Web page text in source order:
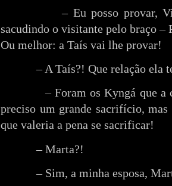
– Eu posso provar,
sacudindo o visitante pelo braço –
Ou melhor: a Taís vai lhe provar!
– A Taís?! Que relação ela
– Foram os Kyngá que
preciso um grande sacrifício,
que valeria a pena se sacrificar!
– Marta?!
– Sim, a minha esposa,